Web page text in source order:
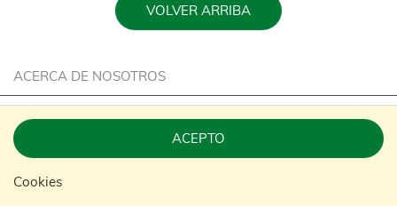
ACEPTO
Cookies
VOLVER ARRIBA
ACERCA DE NOSOTROS
CARRERA
SOSTENIBILIDAD